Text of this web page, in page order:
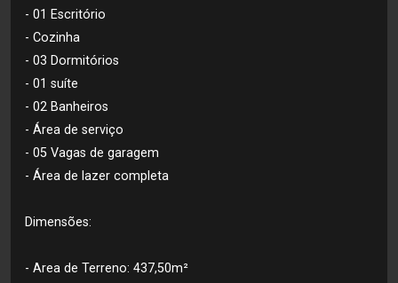
- 01 Escritório
- Cozinha
- 03 Dormitórios
- 01 suíte
- 02 Banheiros
- Área de serviço
- 05 Vagas de garagem
- Área de lazer completa
Dimensões:
- Area de Terreno: 437,50m²